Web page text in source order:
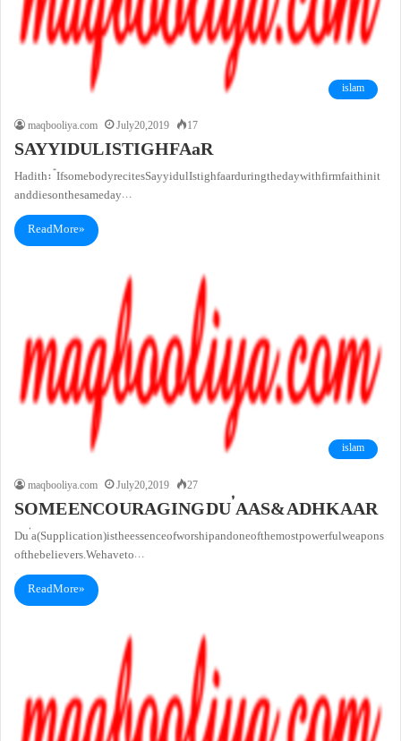
islam
maqbooliya.com
July 20, 2019 17
SAYYIDUL ISTIGHFAaR
Hadith: “If somebody recites Sayyidul Istighfaar during the day with firm faith in it
and dies on the same day…
Read More »
islam
maqbooliya.com
July 20, 2019 27
SOME ENCOURAGING DU’AAS& ADHKAAR
Du’a (Supplication) is the essence of worship and one of the most powerful weapons
of the believers. We have to…
Read More »